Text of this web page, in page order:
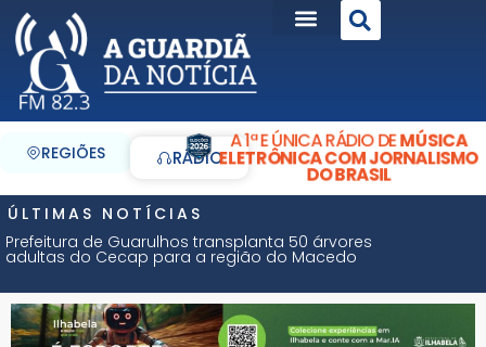
REGIÕES RÁDIO
A 1ª E ÚNICA RÁDIO DEMÚSICA
ELETRÔNICA COM JORNALISMO
DO BRASIL
ÚLTIMAS NOTÍCIAS
Prefeitura de Guarulhos transplanta 50 árvores
adultas do Cecap para a região do Macedo